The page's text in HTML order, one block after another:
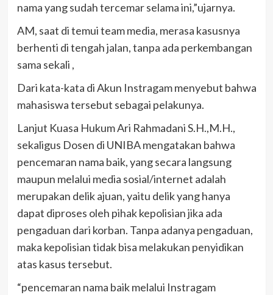
nama yang sudah tercemar selama ini,”ujarnya.
AM, saat di temui team media, merasa kasusnya
berhenti di tengah jalan, tanpa ada perkembangan
sama sekali ,
Dari kata-kata di Akun Instragam menyebut bahwa
mahasiswa tersebut sebagai pelakunya.
Lanjut Kuasa Hukum Ari Rahmadani S.H.,M.H.,
sekaligus Dosen di UNIBA mengatakan bahwa
pencemaran nama baik, yang secara langsung
maupun melalui media sosial/internet adalah
merupakan delik ajuan, yaitu delik yang hanya
dapat diproses oleh pihak kepolisian jika ada
pengaduan dari korban. Tanpa adanya pengaduan,
maka kepolisian tidak bisa melakukan penyidikan
atas kasus tersebut.
“pencemaran nama baik melalui Instragam